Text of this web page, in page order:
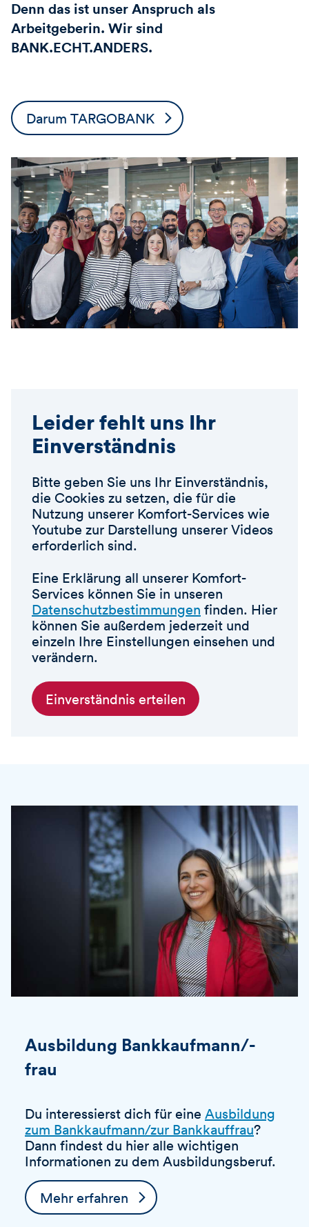
Denn das ist unser Anspruch als
Arbeitgeberin. Wir sind
BANK.ECHT.ANDERS.
Darum TARGOBANK
Leider fehlt uns Ihr
Einverständnis
Bitte geben Sie uns Ihr Einverständnis,
die Cookies zu setzen, die für die
Nutzung unserer Komfort-Services wie
Youtube zur Darstellung unserer Videos
erforderlich sind.
Eine Erklärung all unserer Komfort-
Services können Sie in unseren
Datenschutzbestimmungen finden. Hier
können Sie außerdem jederzeit und
einzeln Ihre Einstellungen einsehen und
verändern.
Einverständnis erteilen
Ausbildung Bankkaufmann/-
frau
Du interessierst dich für eine Ausbildung
zum Bankkaufmann/zur Bankkauffrau?
Dann findest du hier alle wichtigen
Informationen zu dem Ausbildungsberuf.
Mehr erfahren